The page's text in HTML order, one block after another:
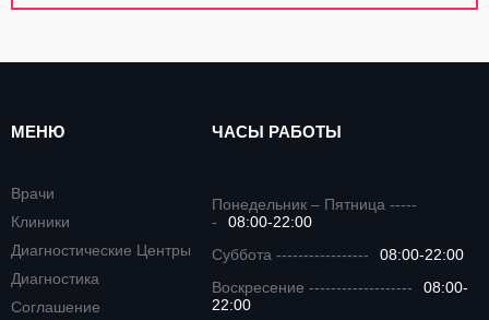
МЕНЮ
Врачи
Клиники
Диагностические Центры
Диагностика
Соглашение
ЧАСЫ РАБОТЫ
Понедельник – Пятница -----
-
08:00-22:00
Суббота -----------------
08:00-22:00
Воскресение -------------------
08:00-
22:00